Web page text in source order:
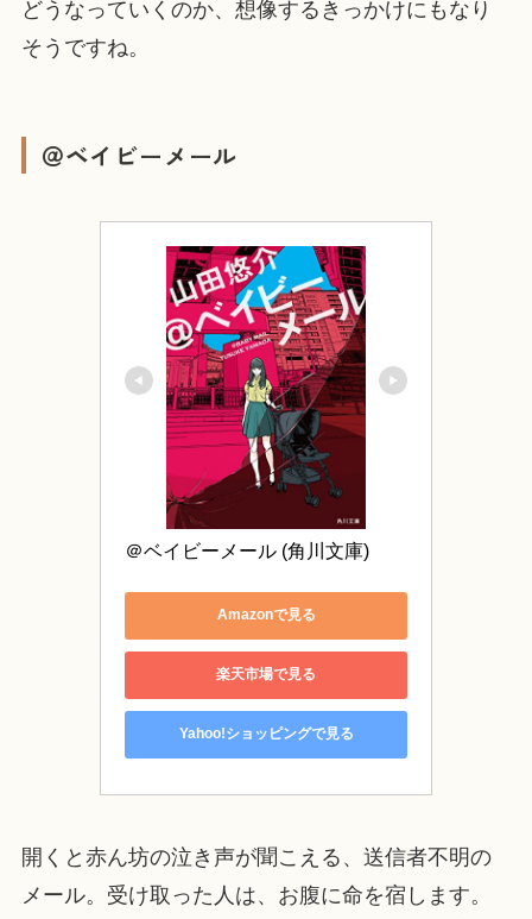
どうなっていくのか、想像するきっかけにもなり
そうですね。
＠ベイビーメール
＠ベイビーメール (角川文庫)
Amazonで見る
楽天市場で見る
Yahoo!ショッピングで見る
開くと赤ん坊の泣き声が聞こえる、送信者不明の
メール。受け取った人は、お腹に命を宿します。